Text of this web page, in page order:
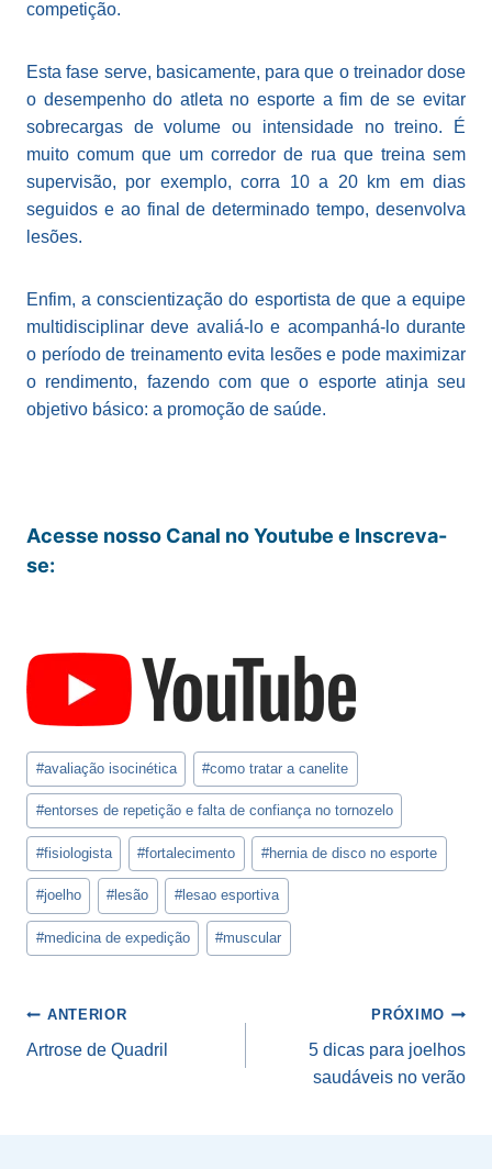
competição.
Esta fase serve, basicamente, para que o treinador dose
o desempenho do atleta no esporte a fim de se evitar
sobrecargas de volume ou intensidade no treino. É
muito comum que um corredor de rua que treina sem
supervisão, por exemplo, corra 10 a 20 km em dias
seguidos e ao final de determinado tempo, desenvolva
lesões.
Enfim, a conscientização do esportista de que a equipe
multidisciplinar deve avaliá-lo e acompanhá-lo durante
o período de treinamento evita lesões e pode maximizar
o rendimento, fazendo com que o esporte atinja seu
objetivo básico: a promoção de saúde.
Acesse nosso Canal no Youtube e Inscreva-
se:
Tags
do
Post:
#avaliação isocinética #como tratar a canelite
#entorses de repetição e falta de confiança no tornozelo
#fisiologista #fortalecimento #hernia de disco no esporte
#joelho #lesão #lesao esportiva
#medicina de expedição #muscular
Navegação
de
ANTERIOR
Artrose de Quadril
PRÓXIMO
5 dicas para joelhos
saudáveis no verão